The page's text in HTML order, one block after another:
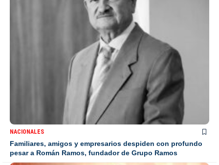
NACIONALES
Familiares, amigos y empresarios despiden con profundo
pesar a Román Ramos, fundador de Grupo Ramos